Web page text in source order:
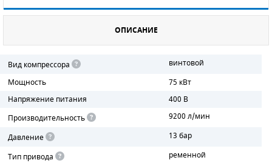
ОПИСАНИЕ
Вид компрессора
винтовой
Мощность
75 кВт
Напряжение питания
400 В
Производительность
9200 л/мин
Давление
13 бар
Тип привода
ременной
ДЕТАЛИ ДВС
ФИЛЬТРЫ ТОПЛИВНЫЕ
МОТОРНОЕ МАСЛО
РАДИАТОРЫ
ПОДШИПНИКИ
ПОРШНЕВЫЕ БЛОКИ